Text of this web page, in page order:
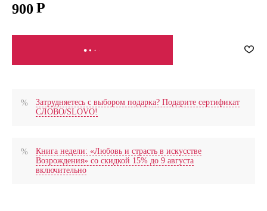
900
СООБЩИТЬ О ПОСТУПЛЕНИИ
Затрудняетесь с выбором подарка? Подарите сертификат
СЛОВО/SLOVO!
Книга недели: «Любовь и страсть в искусстве
Возрождения» со скидкой 15% до 9 августа
включительно